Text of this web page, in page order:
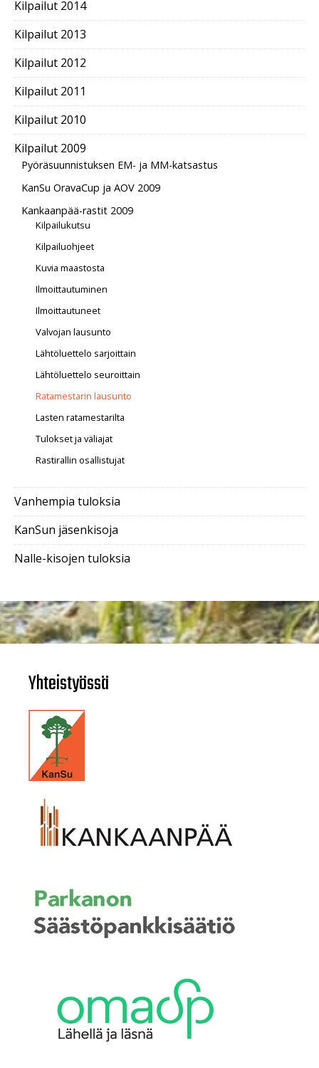
Kilpailut 2014
Kilpailut 2013
Kilpailut 2012
Kilpailut 2011
Kilpailut 2010
Kilpailut 2009
Pyöräsuunnistuksen EM- ja MM-katsastus
KanSu OravaCup ja AOV 2009
Kankaanpää-rastit 2009
Kilpailukutsu
Kilpailuohjeet
Kuvia maastosta
Ilmoittautuminen
Ilmoittautuneet
Valvojan lausunto
Lähtöluettelo sarjoittain
Lähtöluettelo seuroittain
Ratamestarin lausunto
Lasten ratamestarilta
Tulokset ja väliajat
Rastirallin osallistujat
Vanhempia tuloksia
KanSun jäsenkisoja
Nalle-kisojen tuloksia
Yhteistyössä